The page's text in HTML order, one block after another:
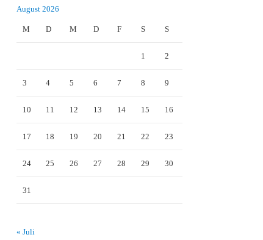
August 2026
M D M D F S S
1 2
3 4 5 6 7 8 9
10 11 12 13 14 15 16
17 18 19 20 21 22 23
24 25 26 27 28 29 30
31
« Juli